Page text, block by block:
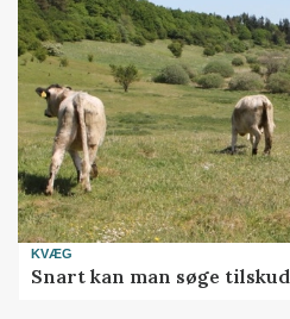
KVÆG
Snart kan man søge